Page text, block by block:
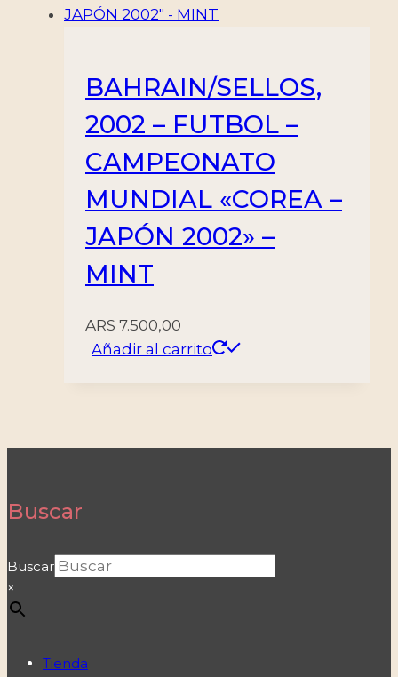
BAHRAIN/SELLOS,
2002 – FUTBOL –
CAMPEONATO
MUNDIAL «COREA –
JAPÓN 2002» –
MINT
ARS 7.500,00
Añadir al carrito
Buscar
Buscar
×
Tienda